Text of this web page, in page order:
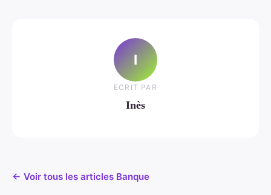
I
ECRIT PAR
Inès
← Voir tous les articles Banque